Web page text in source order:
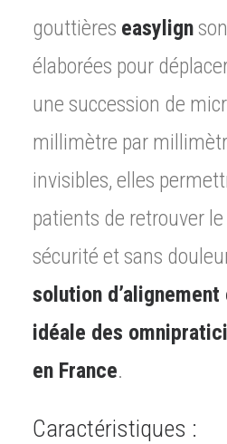
gouttières easylign
élaborées pour
une succession de
millimètre par
invisibles, elles
patients de retrouver
sécurité et sans
solution
idéale des
en France.
Caractéristiques :